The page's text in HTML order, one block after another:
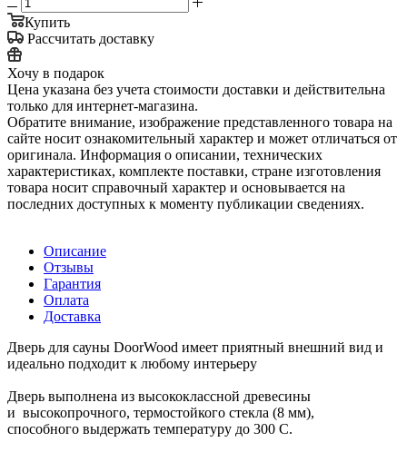
Купить
Рассчитать доставку
Хочу в подарок
Цена указана без учета стоимости доставки и действительна
только для интернет-магазина.
Обратите внимание, изображение представленного товара на
сайте носит ознакомительный характер и может отличаться от
оригинала. Информация о описании, технических
характеристиках, комплекте поставки, стране изготовления
товара носит справочный характер и основывается на
последних доступных к моменту публикации сведениях.
Описание
Отзывы
Гарантия
Оплата
Доставка
Дверь для сауны DoorWood имеет приятный внешний вид и
идеально подходит к любому интерьеру
Дверь выполнена из высококлассной древесины
и высокопрочного, термостойкого стекла (8 мм),
способного выдержать температуру до 300 С.